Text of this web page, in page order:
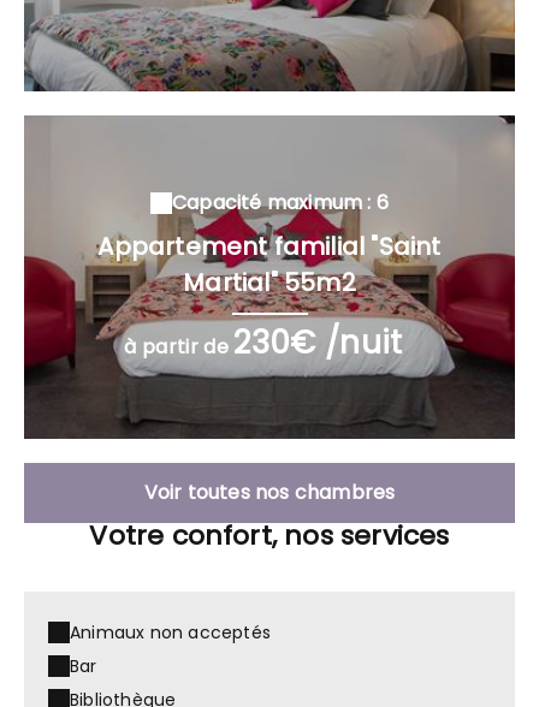
Capacité maximum : 6
Appartement familial "Saint
Martial" 55m2
à partir de 230€ /nuit
Voir toutes nos chambres
Votre confort, nos services
Animaux non acceptés
Bar
Bibliothèque